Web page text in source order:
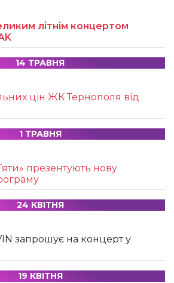
літнім концертом
14 ТРАВНЯ
цін ЖК Тернополя від
1 ТРАВНЯ
презентують нову
24 КВІТНЯ
запрошує на концерт у
19 КВІТНЯ